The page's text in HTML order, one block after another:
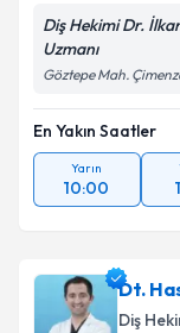
Diş Hekimi Dr.
Uzmanı
Göztepe Mah.
En Yakın Saatler
Yarın
10:00
Dt.
Diş